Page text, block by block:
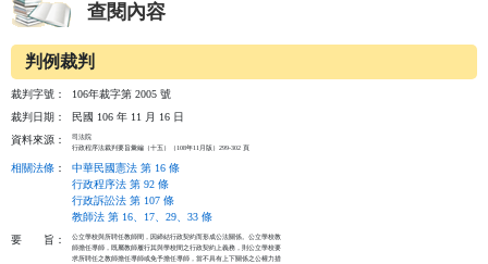
查閱內容
判例裁判
裁判字號：
106年裁字第 2005 號
裁判日期：
民國 106 年 11 月 16 日
資料來源：
司法院
行政程序法裁判要旨彙編（十五）（108年11月版）299-302 頁
相關法條 ：
中華民國憲法 第 16 條
行政程序法 第 92 條
行政訴訟法 第 107 條
教師法 第 16、17、29、33 條
要
旨：
公立學校與所聘任教師間，因締結行政契約而形成公法關係。公立學校教
師擔任導師，既屬教師履行其與學校間之行政契約上義務，則公立學校要
求所聘任之教師擔任導師或免予擔任導師，當不具有上下關係之公權力措